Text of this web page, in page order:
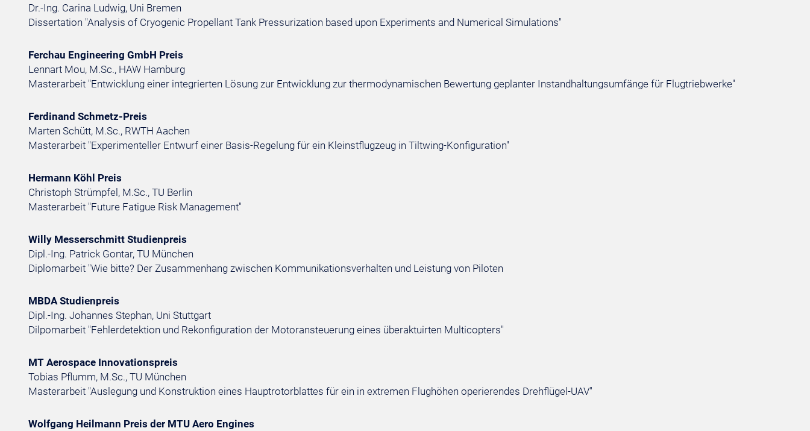
Dr.-Ing. Carina Ludwig, Uni Bremen
Dissertation "Analysis of Cryogenic Propellant Tank Pressurization based upon Experiments and Numerical Simulations"
Ferchau Engineering GmbH Preis
Lennart Mou, M.Sc., HAW Hamburg
Masterarbeit "Entwicklung einer integrierten Lösung zur Entwicklung zur thermodynamischen Bewertung geplanter Instandhaltungsumfänge für Flugtriebwerke"
Ferdinand Schmetz-Preis
Marten Schütt, M.Sc., RWTH Aachen
Masterarbeit "Experimenteller Entwurf einer Basis-Regelung für ein Kleinstflugzeug in Tiltwing-Konfiguration"
Hermann Köhl Preis
Christoph Strümpfel, M.Sc., TU Berlin
Masterarbeit "Future Fatigue Risk Management"
Willy Messerschmitt Studienpreis
Dipl.-Ing. Patrick Gontar, TU München
Diplomarbeit "Wie bitte? Der Zusammenhang zwischen Kommunikationsverhalten und Leistung von Piloten
MBDA Studienpreis
Dipl.-Ing. Johannes Stephan, Uni Stuttgart
Dilpomarbeit "Fehlerdetektion und Rekonfiguration der Motoransteuerung eines überaktuirten Multicopters"
MT Aerospace Innovationspreis
Tobias Pflumm, M.Sc., TU München
Masterarbeit "Auslegung und Konstruktion eines Hauptrotorblattes für ein in extremen Flughöhen operierendes Drehflügel-UAV"
Wolfgang Heilmann Preis der MTU Aero Engines